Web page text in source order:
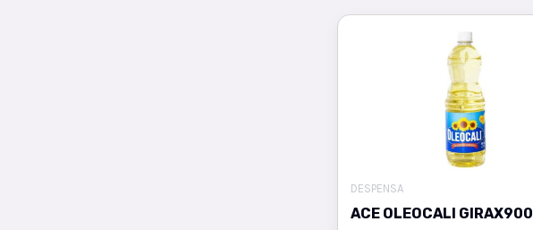
DESPENSA
ACE OLEOCALI GIRAX900